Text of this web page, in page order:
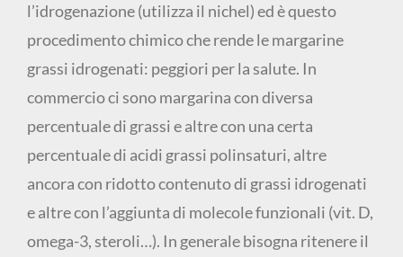
l’idrogenazione (utilizza il nichel) ed è questo
procedimento chimico che rende le margarine
grassi idrogenati: peggiori per la salute. In
commercio ci sono margarina con diversa
percentuale di grassi e altre con una certa
percentuale di acidi grassi polinsaturi, altre
ancora con ridotto contenuto di grassi idrogenati
e altre con l’aggiunta di molecole funzionali (vit. D,
omega-3, steroli…). In generale bisogna ritenere il